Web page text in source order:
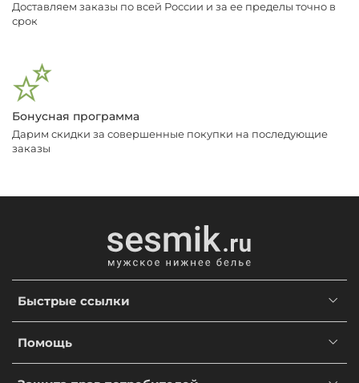
Доставляем заказы по всей России и за ее пределы точно в
срок
Бонусная программа
Дарим скидки за совершенные покупки на последующие
заказы
Быстрые ссылки
Помощь